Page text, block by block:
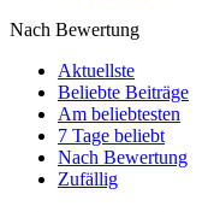
Nach Bewertung
Aktuellste
Beliebte Beiträge
Am beliebtesten
7 Tage beliebt
Nach Bewertung
Zufällig